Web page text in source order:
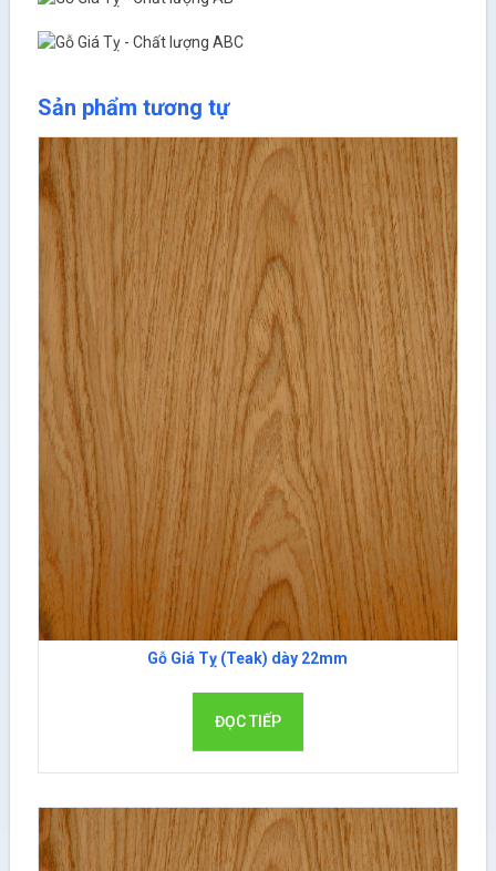
Sản phẩm tương tự
Gỗ Giá Tỵ (Teak) dày 22mm
ĐỌC TIẾP